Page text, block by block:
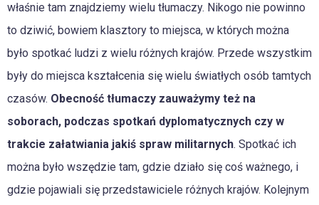
właśnie tam znajdziemy wielu tłumaczy. Nikogo nie powinno
to dziwić, bowiem klasztory to miejsca, w których można
było spotkać ludzi z wielu różnych krajów. Przede wszystkim
były do miejsca kształcenia się wielu światłych osób tamtych
czasów. Obecność tłumaczy zauważymy też na
soborach, podczas spotkań dyplomatycznych czy w
trakcie załatwiania jakiś spraw militarnych. Spotkać ich
można było wszędzie tam, gdzie działo się coś ważnego, i
gdzie pojawiali się przedstawiciele różnych krajów. Kolejnym